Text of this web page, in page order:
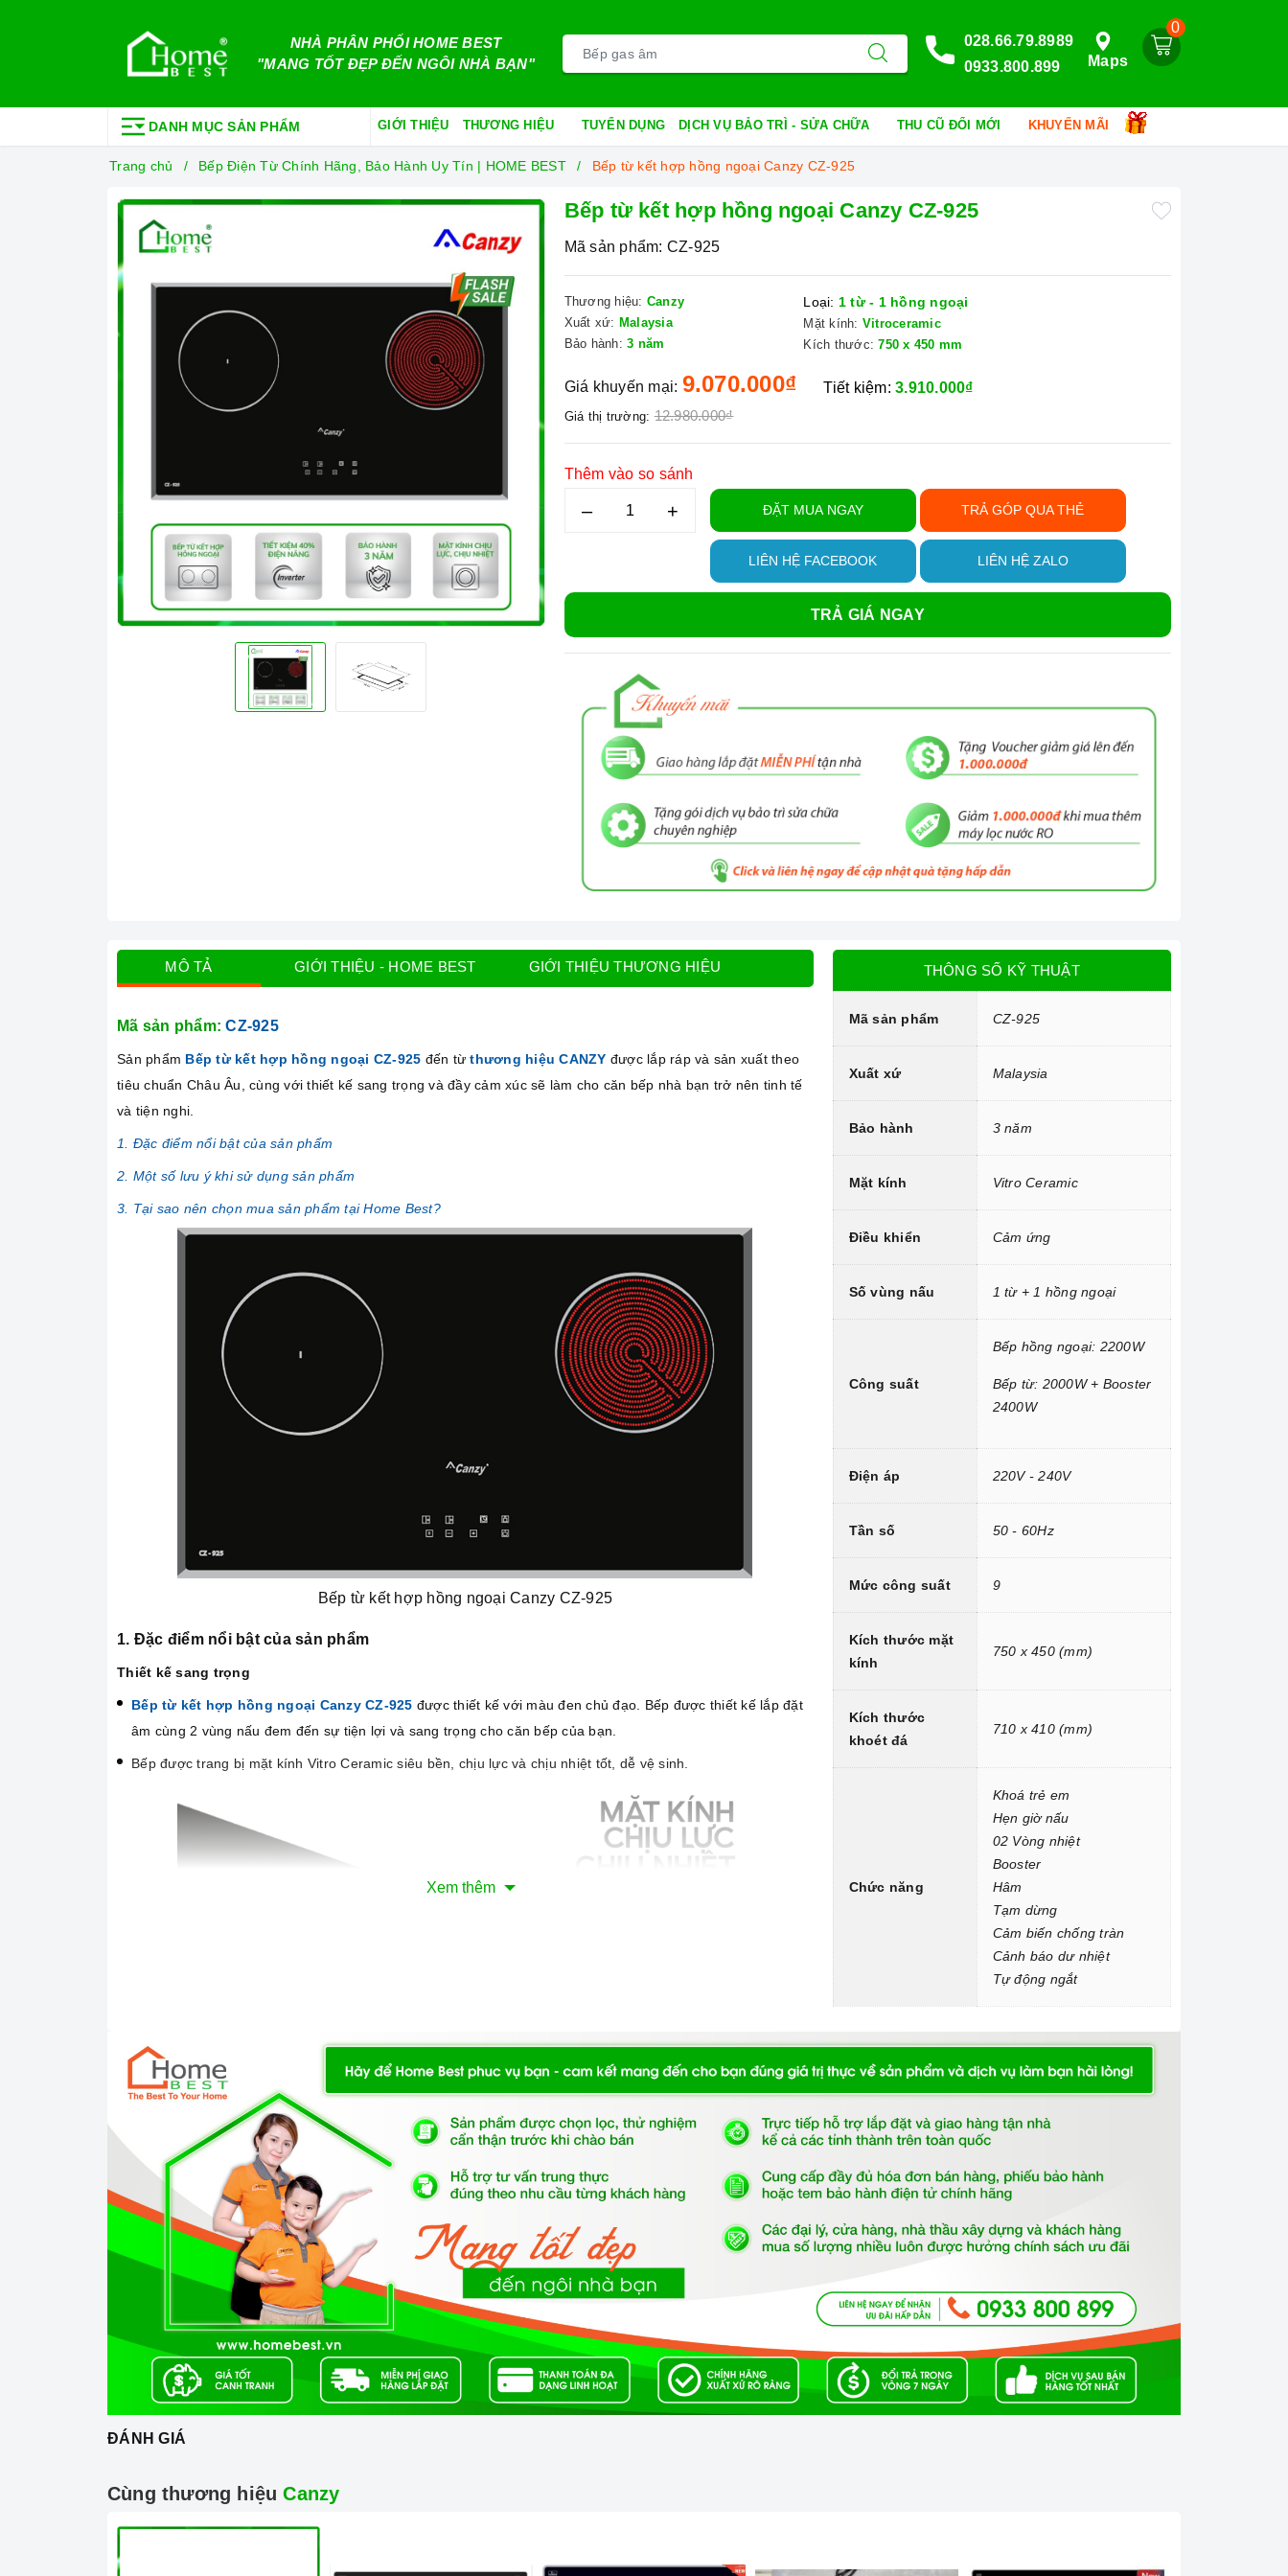
NHÀ PHÂN PHỐI HOME BEST
"MANG TỐT ĐẸP ĐẾN NGÔI NHÀ BẠN"
0
Maps
028.66.79.8989
0933.800.899
DANH MỤC SẢN PHẨM GIỚI THIỆU THƯƠNG HIỆU TUYỂN DỤNG DỊCH VỤ BẢO TRÌ - SỬA CHỮA THU CŨ ĐỔI MỚI KHUYẾN MÃI
Trang chủ Bếp Điện Từ Chính Hãng, Bảo Hành Uy Tín | HOME BEST Bếp từ kết hợp hồng ngoại Canzy CZ-925
Bếp từ kết hợp hồng ngoại Canzy CZ-925
Mã sản phẩm: CZ-925
Thương hiệu: Canzy
Xuất xứ: Malaysia
Bảo hành: 3 năm
Loại: 1 từ - 1 hồng ngoại
Mặt kính: Vitroceramic
Kích thước: 750 x 450 mm
Giá khuyến mại: 9.070.000₫
Giá thị trường: 12.980.000₫
Tiết kiệm:3.910.000₫
Thêm vào so sánh
– + ĐẶT MUA NGAY TRẢ GÓP QUA THẺ
LIÊN HỆ FACEBOOK LIÊN HỆ ZALO
TRẢ GIÁ NGAY
MÔ TẢ GIỚI THIỆU - HOME BEST GIỚI THIỆU THƯƠNG HIỆU
Mã sản phẩm:CZ-925
Sản phẩm Bếp từ kết hợp hồng ngoại CZ-925 đến từthương hiệu CANZY được lắp ráp và sản xuất theo
tiêu chuẩn Châu Âu, cùng với thiết kế sang trọng và đầy cảm xúc sẽ làm cho căn bếp nhà bạn trở nên tinh tế
và tiện nghi.
1. Đặc điểm nổi bật của sản phẩm
2. Một số lưu ý khi sử dụng sản phẩm
3. Tại sao nên chọn mua sản phẩm tại Home Best?
Bếp từ kết hợp hồng ngoại Canzy CZ-925
1. Đặc điểm nổi bật của sản phẩm
Thiết kế sang trọng
Bếp từ kết hợp hồng ngoại Canzy CZ-925 được thiết kế với màu đen chủ đạo. Bếp được thiết kế lắp đặt
âm cùng 2 vùng nấu đem đến sự tiện lợi và sang trọng cho căn bếp của bạn.
Bếp được trang bị mặt kính Vitro Ceramic siêu bền, chịu lực và chịu nhiệt tốt, dễ vệ sinh.
Mặt kính Vitroceramic chịu lực, chịu nhiệt
Công nghệ hiện đại
Sử dụng bản mạch mâm từ sản xuất theo công nghệ Châu Âu.
Công nghệ biến tần INVERTER điện năng.
Trang bị 9 dải công suất nấu.
Xem thêm
THÔNG SỐ KỸ THUẬT
Mã sản phẩm CZ-925
Xuất xứ Malaysia
Bảo hành 3 năm
Mặt kính Vitro Ceramic
Điều khiển Cảm ứng
Số vùng nấu 1 từ + 1 hồng ngoại
Công suất
Bếp hồng ngoại: 2200W
Bếp từ: 2000W + Booster
2400W
Điện áp 220V - 240V
Tần số 50 - 60Hz
Mức công suất 9
Kích thước mặt
kính
750 x 450 (mm)
Kích thước
khoét đá
710 x 410 (mm)
Chức năng
Khoá trẻ em
Hẹn giờ nấu
02 Vòng nhiệt
Booster
Hâm
Tạm dừng
Cảm biến chống tràn
Cảnh báo dư nhiệt
Tự động ngắt
ĐÁNH GIÁ
Cùng thương hiệuCanzy